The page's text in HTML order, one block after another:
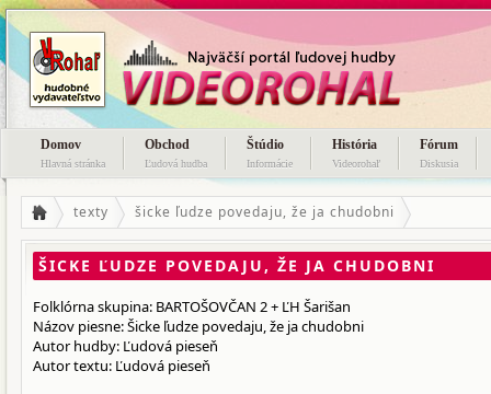
Domov
Hlavná stránka
Obchod
Ľudová hudba
Štúdio
Informácie
História
Videorohaľ
Fórum
Diskusia
texty šicke ľudze povedaju, že ja chudobni
ŠICKE ĽUDZE POVEDAJU, ŽE JA CHUDOBNI
Folklórna skupina: BARTOŠOVČAN 2 + ĽH Šarišan
Názov piesne: Šicke ľudze povedaju, že ja chudobni
Autor hudby: Ľudová pieseň
Autor textu: Ľudová pieseň